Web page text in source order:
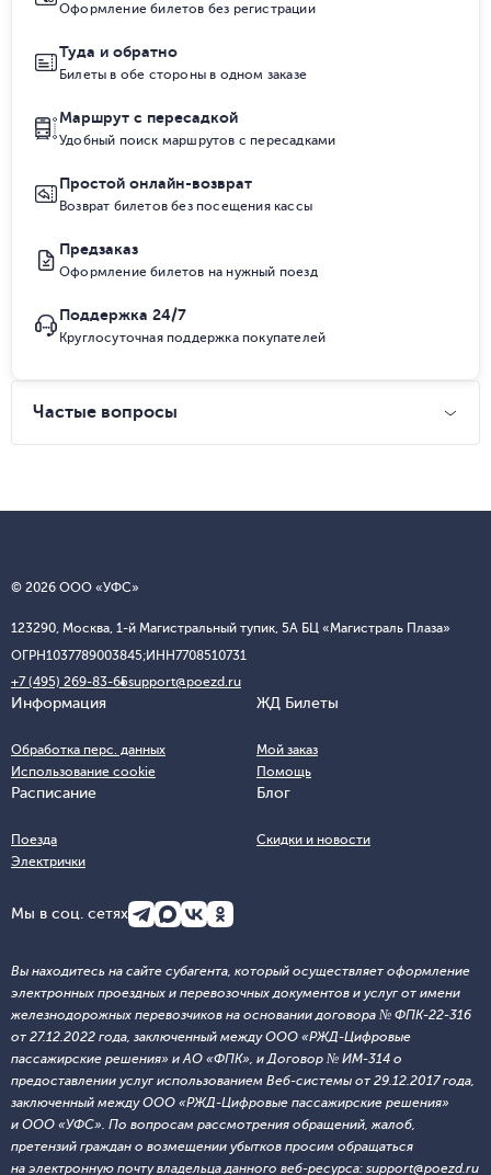
Оформление билетов без регистрации
Туда и обратно
Билеты в обе стороны в одном заказе
Маршрут с пересадкой
Удобный поиск маршрутов с пересадками
Простой онлайн-возврат
Возврат билетов без посещения кассы
Предзаказ
Оформление билетов на нужный поезд
Поддержка 24/7
Круглосуточная поддержка покупателей
Частые вопросы
© 2026 ООО «УФС»
123290, Москва, 1-й Магистральный тупик, 5А БЦ «Магистраль Плаза»
ОГРН1037789003845;ИНН7708510731
+7 (495) 269-83-65support@poezd.ru
Информация
Обработка перс. данных
Использование cookie
ЖД Билеты
Мой заказ
Помощь
Расписание
Поезда
Электрички
Блог
Скидки и новости
Мы в соц. сетях
Вы находитесь на сайте субагента, который осуществляет оформление
электронных проездных и перевозочных документов и услуг от имени
железнодорожных перевозчиков на основании договора № ФПК-22-316
от 27.12.2022 года, заключенный между ООО «РЖД-Цифровые
пассажирские решения» и АО «ФПК», и Договор № ИМ-314 о
предоставлении услуг использованием Веб-системы от 29.12.2017 года,
заключенный между ООО «РЖД-Цифровые пассажирские решения»
и ООО «УФС». По вопросам рассмотрения обращений, жалоб,
претензий граждан о возмещении убытков просим обращаться
на электронную почту владельца данного веб-ресурса: support@poezd.ru